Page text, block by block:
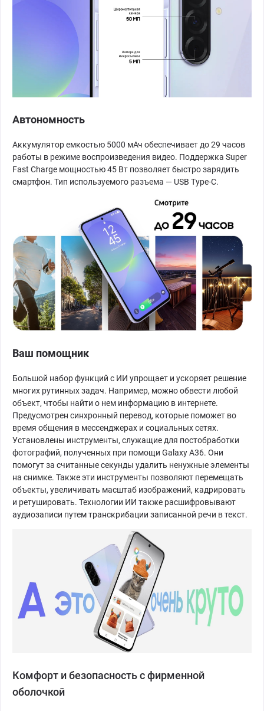
Автономность
Аккумулятор емкостью 5000 мАч обеспечивает до 29 часов
работы в режиме воспроизведения видео. Поддержка Super
Fast Charge мощностью 45 Вт позволяет быстро зарядить
смартфон. Тип используемого разъема — USB Type-C.
Ваш помощник
Большой набор функций с ИИ упрощает и ускоряет решение
многих рутинных задач. Например, можно обвести любой
объект, чтобы найти о нем информацию в интернете.
Предусмотрен синхронный перевод, которые поможет во
время общения в мессенджерах и социальных сетях.
Установлены инструменты, служащие для постобработки
фотографий, полученных при помощи Galaxy A36. Они
помогут за считанные секунды удалить ненужные элементы
на снимке. Также эти инструменты позволяют перемещать
объекты, увеличивать масштаб изображений, кадрировать
и ретушировать. Технологии ИИ также расшифровывают
аудиозаписи путем транскрибации записанной речи в текст.
Комфорт и безопасность с фирменной
оболочкой